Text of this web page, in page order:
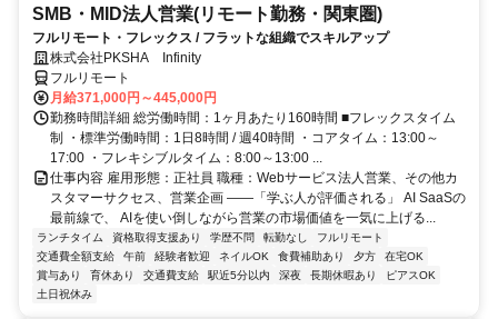
SMB・MID法人営業(リモート勤務・関東圏)
フルリモート・フレックス / フラットな組織でスキルアップ
株式会社PKSHA Infinity
フルリモート
月給371,000円～445,000円
勤務時間詳細 総労働時間：1ヶ月あたり160時間 ■フレックスタイム
制 ・標準労働時間：1日8時間 / 週40時間 ・コアタイム：13:00～
17:00 ・フレキシブルタイム：8:00～13:00 ...
仕事内容 雇用形態：正社員 職種：Webサービス法人営業、その他カ
スタマーサクセス、営業企画 ――「学ぶ人が評価される」 AI SaaSの
最前線で、 AIを使い倒しながら営業の市場価値を一気に上げる...
ランチタイム 資格取得支援あり 学歴不問 転勤なし
フルリモート
交通費全額支給
午前 経験者歓迎 ネイルOK 食費補助あり 夕方
在宅OK
賞与あり
育休あり 交通費支給 駅近5分以内 深夜 長期休暇あり
ピアスOK
土日祝休み